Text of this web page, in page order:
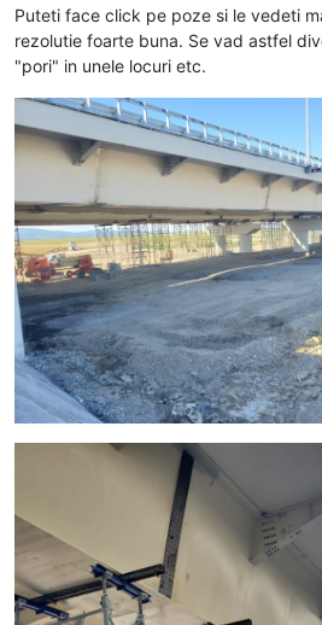
Puteti face click pe poze si le vedeti
rezolutie foarte buna. Se vad astfel
"pori" in unele locuri etc.